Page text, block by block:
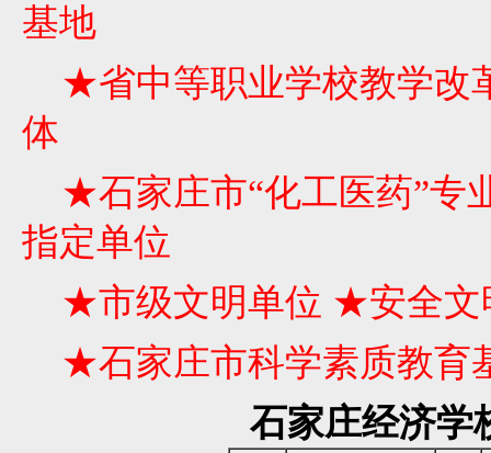
基地
★省中等职业学校教学改
体
★石家庄市“化工医药”专
指定单位
★市级文明单位 ★安全文
★石家庄市科学素质教育
石家庄经济学